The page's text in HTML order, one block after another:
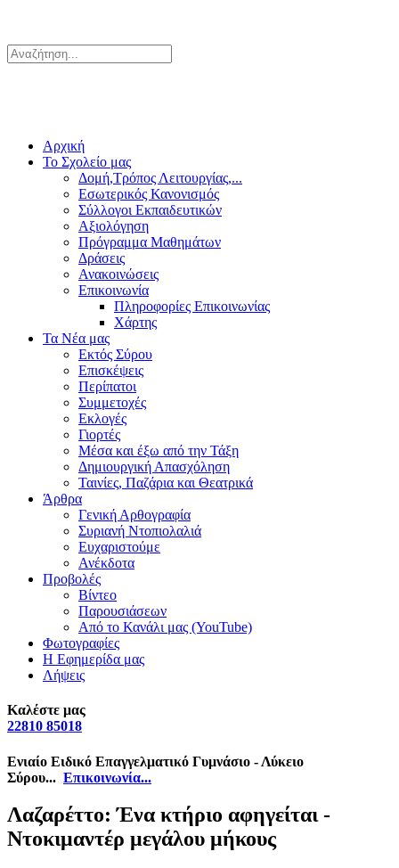
Αρχική
Το Σχολείο μας
Δομή,Τρόπος Λειτουργίας,...
Εσωτερικός Κανονισμός
Σύλλογοι Εκπαιδευτικών
Αξιολόγηση
Πρόγραμμα Μαθημάτων
Δράσεις
Ανακοινώσεις
Επικοινωνία
Πληροφορίες Επικοινωνίας
Χάρτης
Τα Νέα μας
Εκτός Σύρου
Επισκέψεις
Περίπατοι
Συμμετοχές
Εκλογές
Γιορτές
Μέσα και έξω από την Τάξη
Δημιουργική Απασχόληση
Ταινίες, Παζάρια και Θεατρικά
Άρθρα
Γενική Αρθογραφία
Συριανή Ντοπιολαλιά
Ευχαριστούμε
Ανέκδοτα
Προβολές
Βίντεο
Παρουσιάσεων
Από το Κανάλι μας (YouTube)
Φωτογραφίες
Η Εφημερίδα μας
Λήψεις
Καλέστε μας
22810 85018
Ενιαίο Ειδικό Επαγγελματικό Γυμνάσιο - Λύκειο
Σύρου... Επικοινωνία...
Λαζαρέττο: Ένα κτήριο αφηγείται -
Ντοκιμαντέρ μεγάλου μήκους